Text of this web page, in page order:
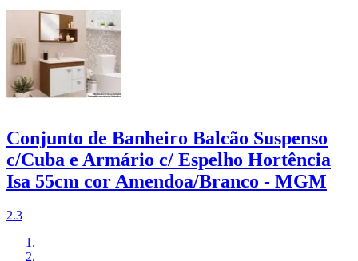
Conjunto de Banheiro Balcão Suspenso
c/Cuba e Armário c/ Espelho Hortência
Isa 55cm cor Amendoa/Branco - MGM
2.3